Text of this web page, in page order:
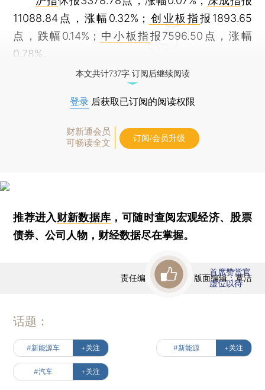
11088.84点，涨幅0.32%； 创业板指报1893.65
点，跌幅0.14%； 中小板指报7596.50点，涨幅
0.78%。
本文共计737字 订阅后继续阅读
登录 后获取已订阅的阅读权限
财新通会员
可畅读全文
订阅/会员升级
推荐进入财新数据库 ，可随时查阅宏观经济、股票
债券、公司人物，财经数据尽在掌握。
责任编辑：曹文姣 | 版面编辑：覃洁
首席赞赏官
虚位以待
话题：
#新能源车 +关注 #新能源 +关注
#汽车 +关注